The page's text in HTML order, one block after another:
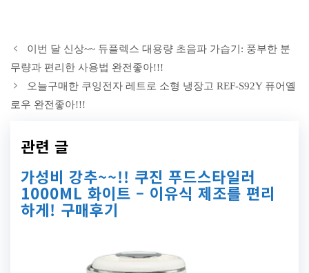
이번 달 신상~~ 듀플렉스 대용량 초음파 가습기: 풍부한 분
무량과 편리한 사용법 완전좋아!!!
오늘구매한 쿠잉전자 레트로 소형 냉장고 REF-S92Y 퓨어옐
로우 완전좋아!!!
관련 글
가성비 강추~~!! 쿠진 푸드스타일러
1000ML 화이트 – 이유식 제조를 편리
하게! 구매후기